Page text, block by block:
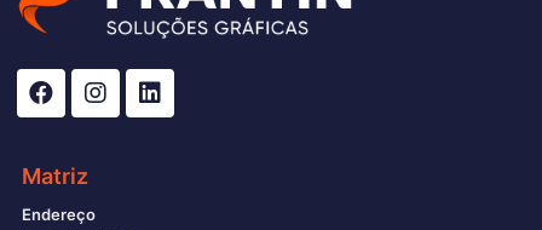
Matriz
Endereço